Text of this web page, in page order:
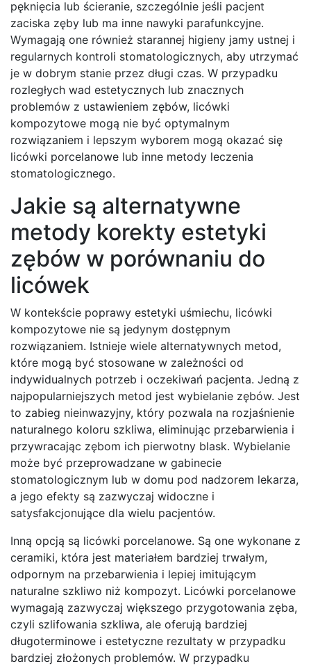
pęknięcia lub ścieranie, szczególnie jeśli pacjent
zaciska zęby lub ma inne nawyki parafunkcyjne.
Wymagają one również starannej higieny jamy ustnej i
regularnych kontroli stomatologicznych, aby utrzymać
je w dobrym stanie przez długi czas. W przypadku
rozległych wad estetycznych lub znacznych
problemów z ustawieniem zębów, licówki
kompozytowe mogą nie być optymalnym
rozwiązaniem i lepszym wyborem mogą okazać się
licówki porcelanowe lub inne metody leczenia
stomatologicznego.
Jakie są alternatywne
metody korekty estetyki
zębów w porównaniu do
licówek
W kontekście poprawy estetyki uśmiechu, licówki
kompozytowe nie są jedynym dostępnym
rozwiązaniem. Istnieje wiele alternatywnych metod,
które mogą być stosowane w zależności od
indywidualnych potrzeb i oczekiwań pacjenta. Jedną z
najpopularniejszych metod jest wybielanie zębów. Jest
to zabieg nieinwazyjny, który pozwala na rozjaśnienie
naturalnego koloru szkliwa, eliminując przebarwienia i
przywracając zębom ich pierwotny blask. Wybielanie
może być przeprowadzane w gabinecie
stomatologicznym lub w domu pod nadzorem lekarza,
a jego efekty są zazwyczaj widoczne i
satysfakcjonujące dla wielu pacjentów.
Inną opcją są licówki porcelanowe. Są one wykonane z
ceramiki, która jest materiałem bardziej trwałym,
odpornym na przebarwienia i lepiej imitującym
naturalne szkliwo niż kompozyt. Licówki porcelanowe
wymagają zazwyczaj większego przygotowania zęba,
czyli szlifowania szkliwa, ale oferują bardziej
długoterminowe i estetyczne rezultaty w przypadku
bardziej złożonych problemów. W przypadku